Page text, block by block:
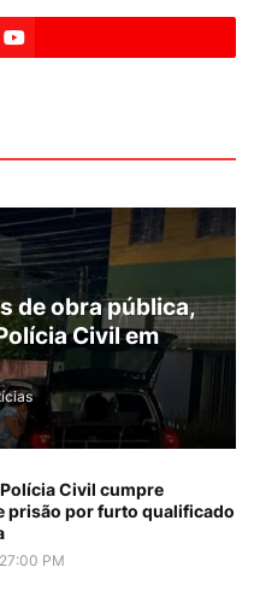
de obra pública,
Civil em
Polícia Civil cumpre
prisão por furto qualificado
PM